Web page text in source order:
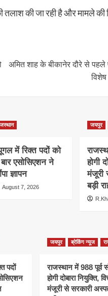
तलाश की जा रही है और मामले
अमित शाह के बीकानेर दौरे से पहले
में रिक्त पदों को
एसोसिएशन ने
ज्ञापन
August 7, 2026
जयपुर
होगी
मंजूरी
बड़ी
पदों
जयपुर ब्रेकिंग न्यूज
राजस्थान में 988 पूर्व
होगी दोबारा नियुक्ति,
मंजूरी से सरकारी